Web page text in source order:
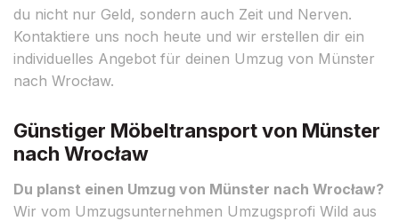
du nicht nur Geld, sondern auch Zeit und Nerven.
Kontaktiere uns noch heute und wir erstellen dir ein
individuelles Angebot für deinen Umzug von Münster
nach Wrocław.
Günstiger Möbeltransport von Münster
nach Wrocław
Du planst einen Umzug von Münster nach Wrocław?
Wir vom Umzugsunternehmen Umzugsprofi Wild aus